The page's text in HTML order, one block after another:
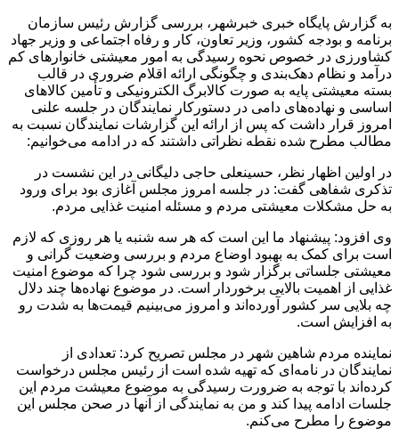
به گزارش پایگاه خبری خبرشهر، بررسی گزارش رئیس سازمان
برنامه و بودجه کشور، وزیر تعاون، کار و رفاه اجتماعی و وزیر جهاد
کشاورزی در خصوص نحوه رسیدگی به امور معیشتی خانوارهای کم
درآمد و نظام دهک‌بندی و چگونگی ارائه اقلام ضروری در قالب
بسته معیشتی پایه به صورت کالابرگ الکترونیکی و تأمین کالاهای
اساسی و نهاده‌های دامی در دستورکار نمایندگان در جلسه علنی
امروز قرار داشت که پس از ارائه این گزارشات نمایندگان نسبت به
مطالب مطرح شده نقطه نظراتی داشتند که در ادامه می‌خوانیم:
در اولین اظهار نظر، حسینعلی حاجی دلیگانی در این نشست در
تذکری شفاهی گفت: در جلسه امروز مجلس آغازی بود برای ورود
به حل مشکلات معیشتی مردم و مسئله امنیت غذایی مردم.
وی افزود: پیشنهاد ما این است که هر سه شنبه یا هر روزی که لازم
است برای کمک به بهبود اوضاع مردم و بررسی وضعیت گرانی و
معیشتی جلساتی برگزار شود و بررسی شود چرا که موضوع امنیت
غذایی از اهمیت بالایی برخوردار است. در موضوع نهاده‌ها چند دلال
چه بلایی سر کشور آورده‌اند و امروز می‌بینیم قیمت‌ها به شدت رو
به افزایش است.
نماینده مردم شاهین شهر در مجلس تصریح کرد: تعدادی از
نمایندگان در نامه‌ای که تهیه شده است از رئیس مجلس درخواست
کرده‌اند با توجه به ضرورت رسیدگی به موضوع معیشت مردم این
جلسات ادامه پیدا کند و من به نمایندگی از آنها در صحن مجلس این
موضوع را مطرح می‌کنم.